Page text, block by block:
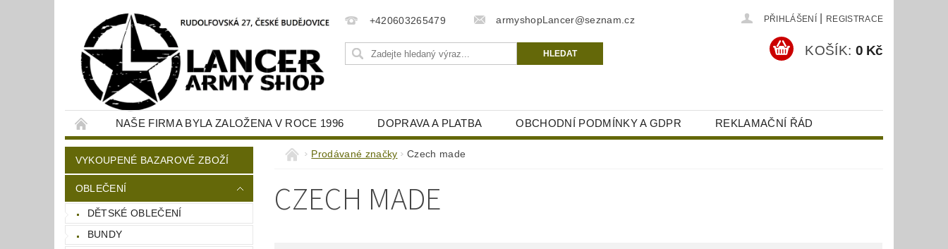
+420603265479 armyshopLancer@seznam.cz PŘIHLÁŠENÍ REGISTRACE
KOŠÍK: 0 Kč
NAŠE FIRMA BYLA ZALOŽENA V ROCE 1996 DOPRAVA A PLATBA OBCHODNÍ PODMÍNKY A GDPR REKLAMAČNÍ ŘÁD
KONTAKTY NAPIŠTE NÁM
VYKOUPENÉ BAZAROVÉ ZBOŽÍ
OBLEČENÍ
DĚTSKÉ OBLEČENÍ
BUNDY
Prodávané značky Czech made
CZECH MADE